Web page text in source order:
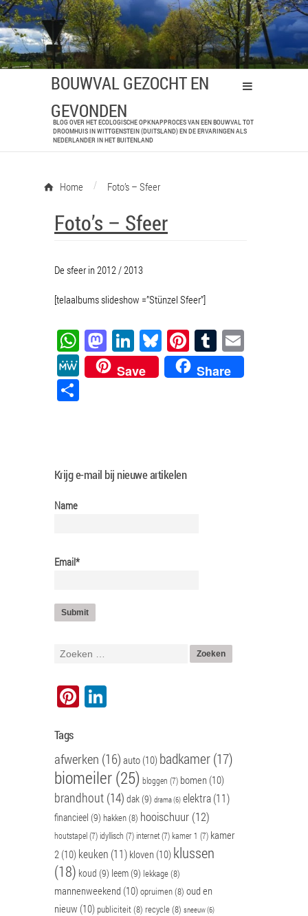
BOUWVAL GEZOCHT EN
GEVONDEN
BLOG OVER HET ECOLOGISCHE OPKNAPPROCES VAN EEN BOUWVAL TOT
DROOMHUIS IN WITTGENSTEIN (DUITSLAND) EN DE ERVARINGEN ALS
NEDERLANDER IN HET BUITENLAND
Home / Foto’s – Sfeer
Foto’s – Sfeer
De sfeer in 2012 / 2013
[telaalbums slideshow =”Stünzel Sfeer”]
WhatsApp
Mastodon
LinkedIn
Bluesky
Pinterest
Tumblr
MeWeSave Share
Krijg e-mail bij nieuwe artikelen
Name
Email*
Pinterest
Tags
afwerken (16) auto (10) badkamer(17)
biomeiler(25) bloggen (7) bomen (10)
brandhout (14) dak (9) drama(6) elektra(11)
financieel (9) hakken(8) hooischuur (12)
houtstapel (7) idyllisch (7) internet (7) kamer 1 (7) kamer
2 (10) keuken (11) kloven (10) klussen
(18) koud (9) leem (9) lekkage(8)
mannenweekend (10)opruimen(8) oud en
nieuw (10)publiciteit(8) recycle(8) sneeuw(6)